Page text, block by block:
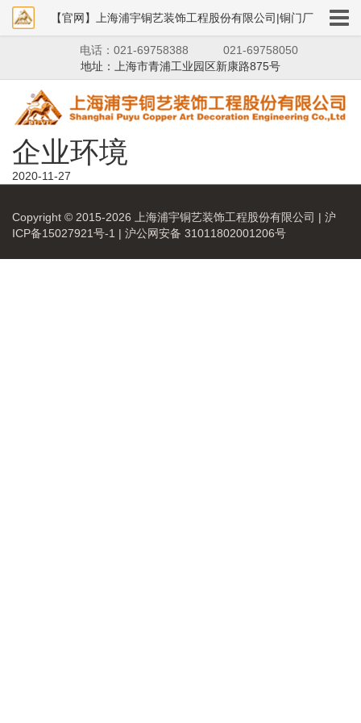
电话：021-69758388
021-69758050
地址：上海市青浦工业园区新康路875号
企业环境
2020-11-27
Copyright © 2015-2026 上海浦宇铜艺装饰工程股份有限公司 | 沪
ICP备15027921号-1 | 沪公网安备 31011802001206号
【官网】上海浦宇铜艺装饰工程股份有限公司|铜门厂
家|铜狮子|铜艺装饰